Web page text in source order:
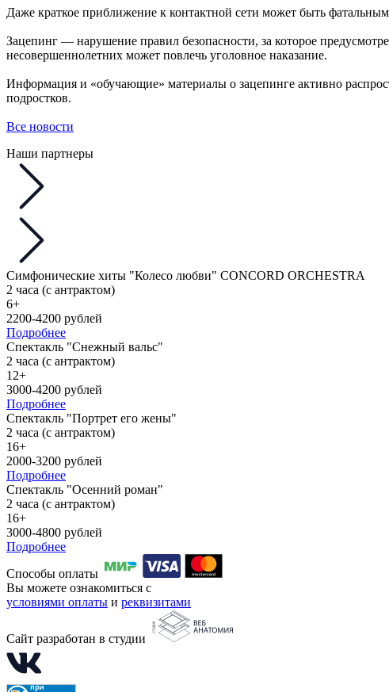
Даже краткое приближение к контактной сети может быть
Зацепинг — нарушение правил безопасности, за которое
несовершеннолетних может повлечь уголовное наказание.
Информация и «обучающие» материалы о зацепинге активно
подростков.
Все новости
Наши партнеры
Симфонические хиты "Колесо любви" CONCORD ORCHESTRA
2 часа (с антрактом)
6+
2200-4200 рублей
Подробнее
Спектакль "Снежный вальс"
2 часа (с антрактом)
12+
3000-4200 рублей
Подробнее
Спектакль "Портрет его жены"
2 часа (с антрактом)
16+
2000-3200 рублей
Подробнее
Спектакль "Осенний роман"
2 часа (с антрактом)
16+
3000-4800 рублей
Подробнее
Способы оплаты
Вы можете ознакомиться с
условиями оплаты и реквизитами
Сайт разработан в студии